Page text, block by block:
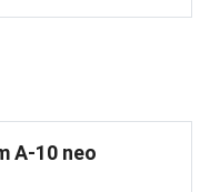
A-10 neo